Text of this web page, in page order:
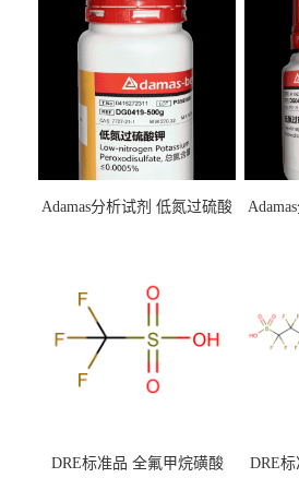
Adamas分析试剂 低氮过硫酸
（泰坦现货供应）
DRE标准品 全氟甲烷磺酸 DRE